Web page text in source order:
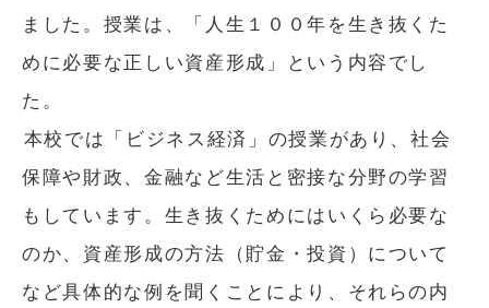
ました。授業は、「人生１００年を生き抜くた
めに必要な正しい資産形成」という内容でし
た。
本校では「ビジネス経済」の授業があり、社会
保障や財政、金融など生活と密接な分野の学習
もしています。生き抜くためにはいくら必要な
のか、資産形成の方法（貯金・投資）について
など具体的な例を聞くことにより、それらの内